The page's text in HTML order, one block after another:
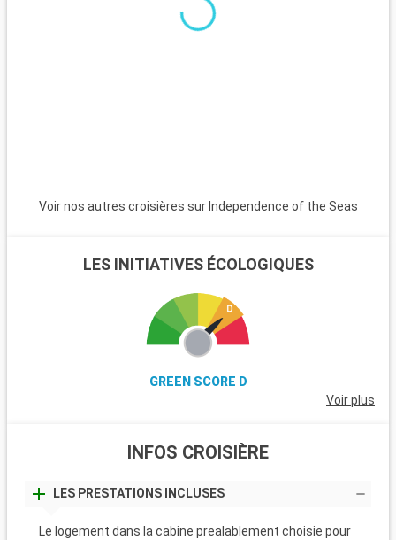
couchers de soleil magnifiques. Les Bahamas, à proximité en
bateau, sont un paradis avec leurs plages de sable blanc. Pour
Voir nos autres croisières sur Independence of the Seas
LES INITIATIVES ÉCOLOGIQUES
GREEN SCORE D
Voir plus
INFOS CROISIÈRE
LES PRESTATIONS INCLUSES
Le logement dans la cabine prealablement choisie pour